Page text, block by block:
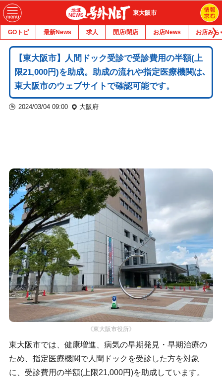
東大阪市
GOトピ 最新News 求人 開店/閉店 お店News お店みち
【東大阪市】人間ドック受診で受診費用の半額(上
限21,000円)を助成。助成の流れや指定医療機関は､
東大阪市のウェブサイトで確認可能です。
2024/03/04 09:00 大阪府
《東大阪市役所》
東大阪市では、健康増進、病気の早期発見・早期治療の
ため、指定医療機関で人間ドックを受診した方を対象
に、受診費用の半額(上限21,000円)を助成しています。